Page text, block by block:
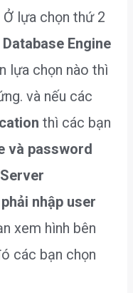
Ở lựa chọn thứ 2
Database Engine
lựa chọn nào thì
và nếu các
thì các bạn
và password
phải nhập user
xem hình bên
các bạn chọn